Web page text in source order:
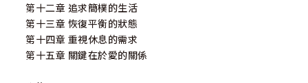
第十二章 追求簡樸的生活
第十三章 恢復平衡的狀態
第十四章 重視休息的需求
第十五章 關鍵在於愛的關係